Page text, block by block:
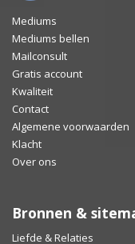
Mediums
Mediums bellen
Mailconsult
Gratis account
Kwaliteit
Contact
Algemene voorwaarden
Klacht
Over ons
Bronnen &
Liefde & Relaties